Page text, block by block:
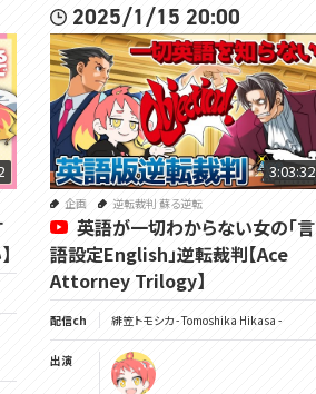
2025/1/15 20:00
3:03:32
企画 逆転裁判 蘇る逆転
英語が一切わからない女の「言
語設定English」逆転裁判【Ace
Attorney Trilogy】
配信ch 緋笠トモシカ - Tomoshika Hikasa -
出演